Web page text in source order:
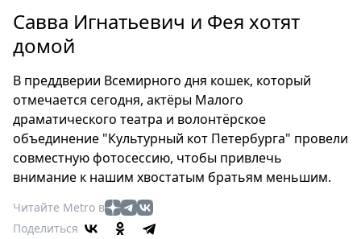
Россия
Еда
Туризм
Мода
Театр
Кино
Афиша
Книги
Савва Игнатьевич и Фея хотят
домой
В преддверии Всемирного дня кошек, который
отмечается сегодня, актёры Малого
драматического театра и волонтёрское
объединение "Культурный кот Петербурга" провели
совместную фотосессию, чтобы привлечь
внимание к нашим хвостатым братьям меньшим.
Читайте Metro в
Поделиться